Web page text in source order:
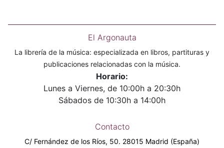
El Argonauta
La librería de la música: especializada en libros, partituras y
publicaciones relacionadas con la música.
Horario:
Lunes a Viernes, de 10:00h a 20:30h
Sábados de 10:30h a 14:00h
Contacto
C/ Fernández de los Ríos, 50. 28015 Madrid (España)